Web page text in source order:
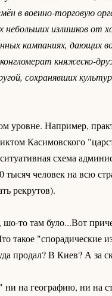
в военно-торговую
небольших излишков от
кампаниях, дающих
княжеско-
сохранявших
уровне. Например,
Касимовского
схема
человек на всю
рекрутов).
то там було...Вот
такое "спорадические
продал? В Киев? А за
на географию, ни на